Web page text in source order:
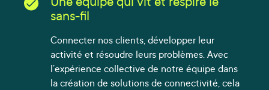
sans-fil
Connecter nos clients, développer leur
activité et résoudre leurs problèmes. Avec
l’expérience collective de notre équipe dans
la création de solutions de connectivité, cela